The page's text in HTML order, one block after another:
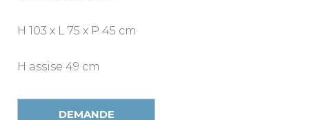
H 103 x L 75 x P 45 cm
H assise 49 cm